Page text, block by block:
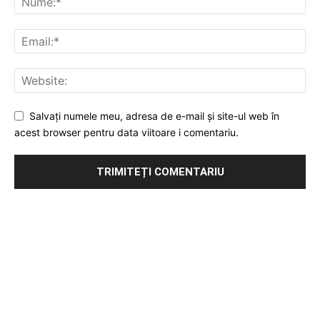
Salvați numele meu, adresa de e-mail și site-ul web în
acest browser pentru data viitoare i comentariu.